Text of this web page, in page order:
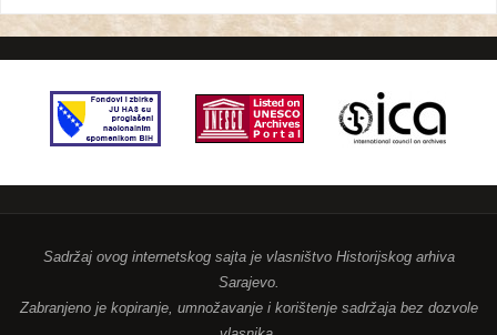
Sadržaj ovog internetskog sajta je vlasništvo Historijskog arhiva
Sarajevo.
Zabranjeno je kopiranje, umnožavanje i korištenje sadržaja bez dozvole